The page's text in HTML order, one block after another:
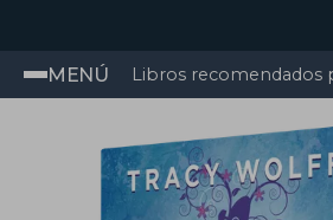
MENÚ Libros recomendados